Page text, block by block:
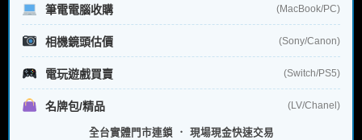
筆電電腦收購 (MacBook/PC)
相機鏡頭估價 (Sony/Canon)
電玩遊戲買賣 (Switch/PS5)
名牌包/精品 (LV/Chanel)
全台實體門市連鎖 ． 現場現金快速交易